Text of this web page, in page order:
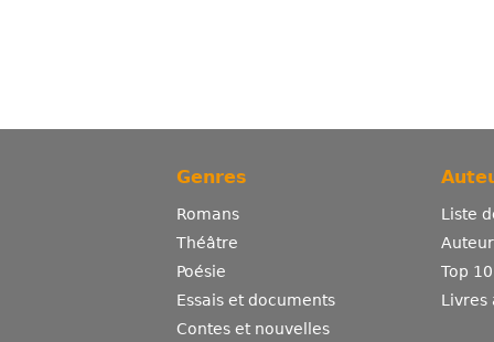
Genres
Romans
Théâtre
Poésie
Essais et documents
Contes et nouvelles
Liste
Top
Livres